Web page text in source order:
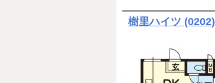
樹里ハイツ (0202)